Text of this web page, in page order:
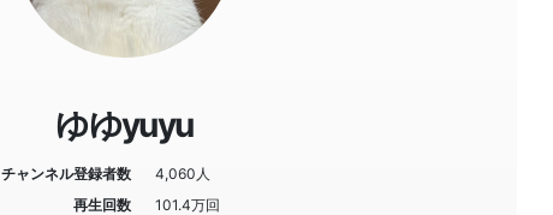
ゆゆyuyu
チャンネル登録者数
4,060人
再生回数
101.4万回